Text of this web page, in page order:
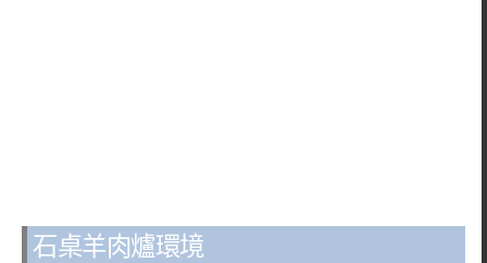
石桌羊肉爐環境